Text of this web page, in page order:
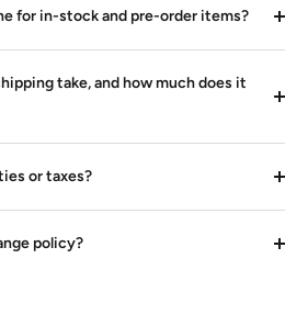
for in-stock and pre-order items?
take, and how much does it
or taxes?
policy?